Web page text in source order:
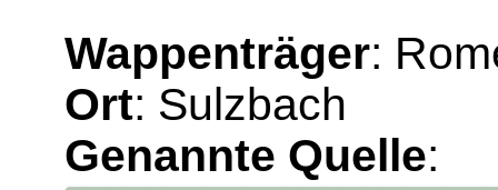
Wappenträger:
Ort: Sulzbach
Genannte Quelle: